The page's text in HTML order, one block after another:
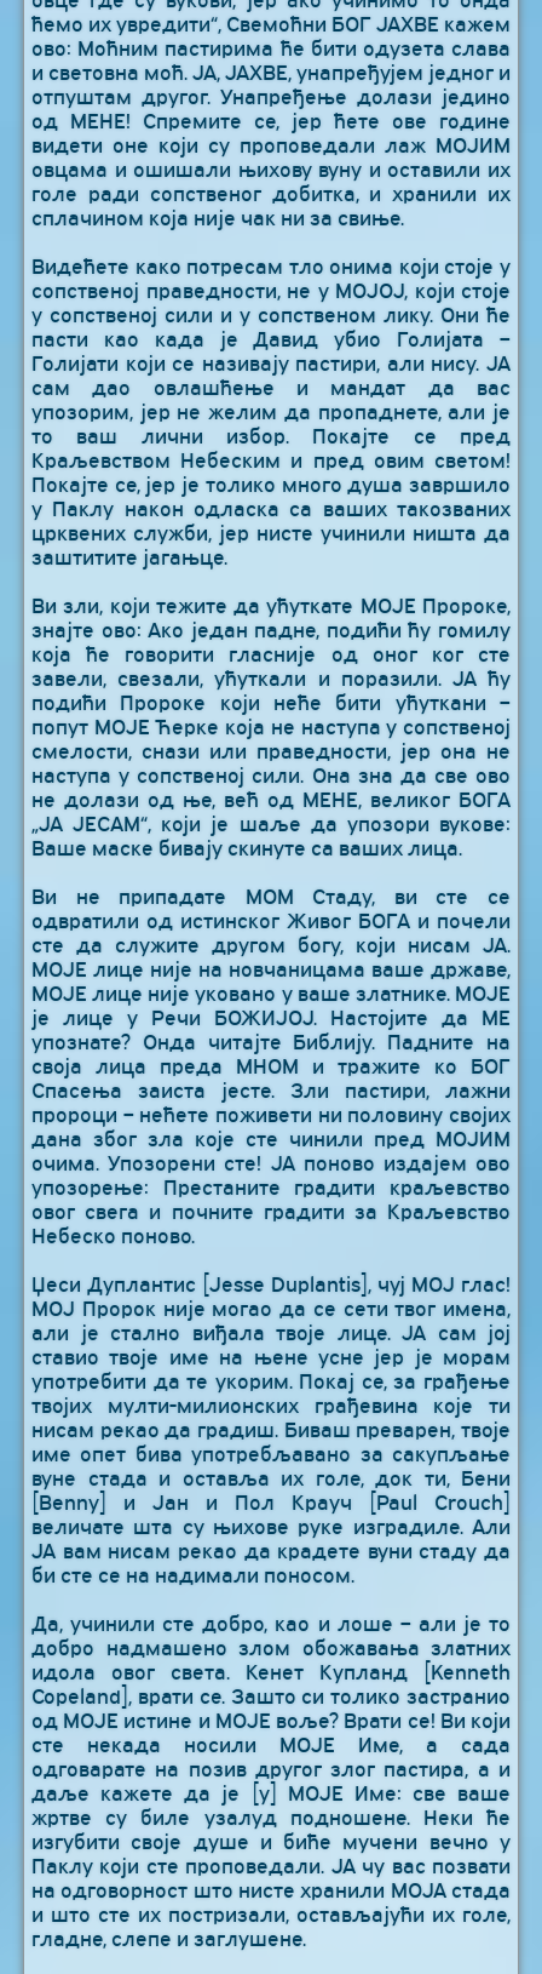
ћемо их увредити“, Свемоћни БОГ ЈАХВЕ кажем
ово: Моћним пастирима ће бити одузета слава
и световна моћ. ЈА, ЈАХВЕ, унапређујем једног и
отпуштам другог. Унапређење долази једино
од МЕНЕ! Спремите се, јер ћете ове године
видети оне који су проповедали лаж МОЈИМ
овцама и ошишали њихову вуну и оставили их
голе ради сопственог добитка, и хранили их
сплачином која није чак ни за свиње.
Видећете како потресам тло онима који стоје у
сопственој праведности, не у МОЈОЈ, који стоје
у сопственој сили и у сопственом лику. Они ће
пасти као када је Давид убио Голијата –
Голијати који се називају пастири, али нису. ЈА
сам дао овлашћење и мандат да вас
упозорим, јер не желим да пропаднете, али је
то ваш лични избор. Покајте се пред
Краљевством Небеским и пред овим светом!
Покајте се, јер је толико много душа завршило
у Паклу након одласка са ваших такозваних
црквених служби, јер нисте учинили ништа да
заштитите jагањце.
Ви зли, који тежите да ућуткате МОЈЕ Пророке,
знајте ово: Ако један падне, подићи ћу гомилу
која ће говорити гласније од оног ког сте
завели, свезали, ућуткали и поразили. ЈА ћу
подићи Пророке који неће бити ућуткани –
попут МОЈЕ Ћерке која не наступа у сопственој
смелости, снази или праведности, јер она не
наступа у сопственој сили. Она зна да све ово
не долази од ње, већ од МЕНЕ, великог БОГА
„ЈА ЈЕСАМ“, који је шаље да упозори вукове:
Ваше маске бивају скинуте са ваших лица.
Ви не припадате МОМ Стаду, ви сте се
одвратили од истинског Живог БОГА и почели
сте да служите другом богу, који нисам ЈА.
МОЈЕ лице није на новчаницама ваше државе,
МОЈЕ лице није уковано у ваше златнике. МОЈЕ
је лице у Речи БОЖИЈОЈ. Настојите да МЕ
упознате? Онда читајте Библију. Падните на
своја лица преда МНОМ и тражите ко БОГ
Спасења заиста јесте. Зли пастири, лажни
пророци – нећете поживети ни половину својих
дана због зла које сте чинили пред МОЈИМ
очима. Упозорени сте! ЈА поново издајем ово
упозорење: Престаните градити краљевство
овог свега и почните градити за Краљевство
Небеско поново.
Џеси Дуплантис [Jesse Duplantis], чуј МОЈ глас!
МОЈ Пророк није могао да се сети твог имена,
али је стално виђала твоје лице. ЈА сам јој
ставио твоје име на њене усне јер је морам
употребити да те укорим. Покај се, за грађење
твојих мулти-милионских грађевина које ти
нисам рекао да градиш. Биваш преварен, твоје
име опет бива употребљавано за сакупљање
вуне стада и оставља их голе, док ти, Бени
[Benny] и Јан и Пол Крауч [Paul Crouch]
величате шта су њихове руке изградиле. Али
ЈА вам нисам рекао да крадете вуни стаду да
би сте се на надимали поносом.
Да, учинили сте добро, као и лоше – али је то
добро надмашено злом обожавања златних
идола овог света. Кенет Купланд [Kenneth
Copeland], врати се. Зашто си толико застранио
од МОЈЕ истине и МОЈЕ воље? Врати се! Ви који
сте некада носили МОЈЕ Име, а сада
одговарате на позив другог злог пастира, а и
даље кажете да је [у] МОЈЕ Име: све ваше
жртве су биле узалуд подношене. Неки ће
изгубити своје душе и биће мучени вечно у
Паклу који сте проповедали. ЈА чу вас позвати
на одговорност што нисте хранили МОЈА стада
и што сте их постризали, остављајући их голе,
гладне, слепе и заглушене.